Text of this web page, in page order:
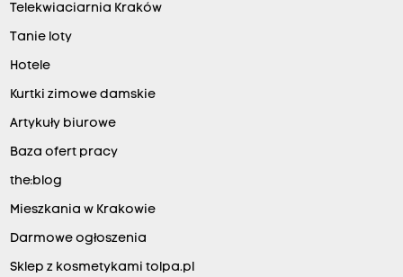
Telekwiaciarnia Kraków
Tanie loty
Hotele
Kurtki zimowe damskie
Artykuły biurowe
Baza ofert pracy
the:blog
Mieszkania w Krakowie
Darmowe ogłoszenia
Sklep z kosmetykami tolpa.pl